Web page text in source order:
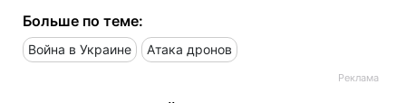
Больше по теме:
Война в Украине Атака дронов